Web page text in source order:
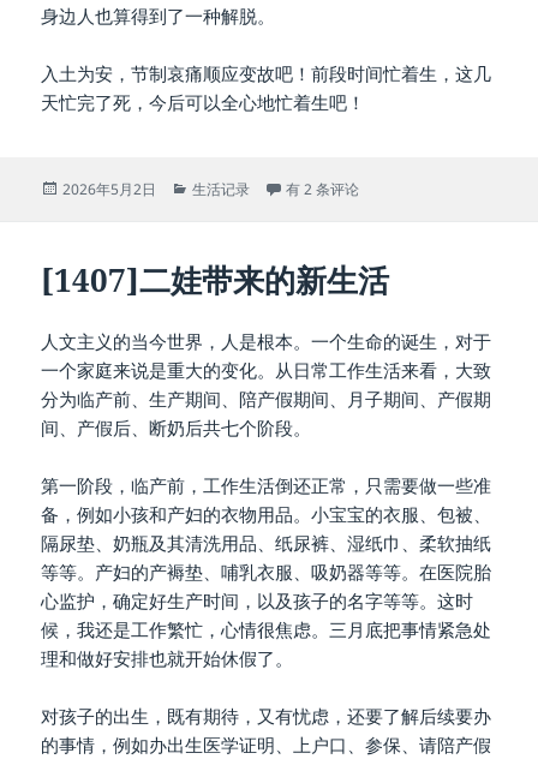
身边人也算得到了一种解脱。
入土为安，节制哀痛顺应变故吧！前段时间忙着生，这几
天忙完了死，今后可以全心地忙着生吧！
发
2026年5月2日
分
生活记录 [1408]忙生忙死
有 2 条评论
[1407]二娃带来的新生活
人文主义的当今世界，人是根本。一个生命的诞生，对于
一个家庭来说是重大的变化。从日常工作生活来看，大致
分为临产前、生产期间、陪产假期间、月子期间、产假期
间、产假后、断奶后共七个阶段。
第一阶段，临产前，工作生活倒还正常，只需要做一些准
备，例如小孩和产妇的衣物用品。小宝宝的衣服、包被、
隔尿垫、奶瓶及其清洗用品、纸尿裤、湿纸巾、柔软抽纸
等等。产妇的产褥垫、哺乳衣服、吸奶器等等。在医院胎
心监护，确定好生产时间，以及孩子的名字等等。这时
候，我还是工作繁忙，心情很焦虑。三月底把事情紧急处
理和做好安排也就开始休假了。
对孩子的出生，既有期待，又有忧虑，还要了解后续要办
的事情，例如办出生医学证明、上户口、参保、请陪产假